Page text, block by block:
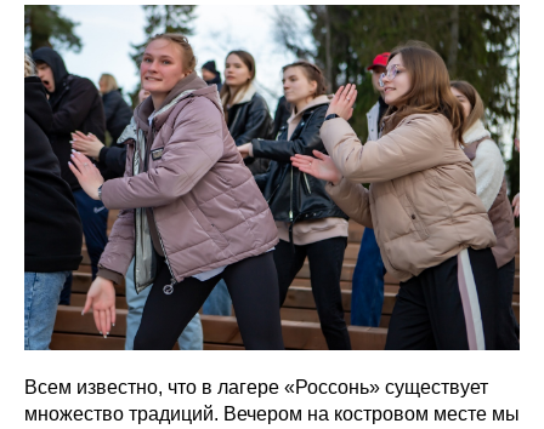
Всем известно, что в лагере «Россонь» существует
множество традиций. Вечером на костровом месте мы